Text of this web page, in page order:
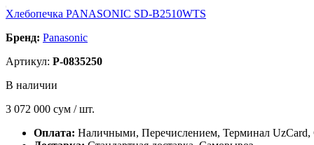
Хлебопечка PANASONIC SD-B2510WTS
Бренд: Panasonic
Артикул: P-0835250
В наличии
3 072 000 сум / шт.
Оплата: Наличными, Перечислением, Терминал UzCard,